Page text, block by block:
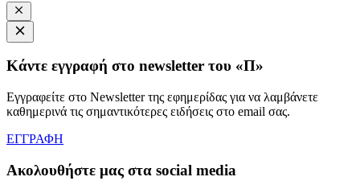
Κάντε εγγραφή στο newsletter του «Π»
Εγγραφείτε στο Newsletter της εφημερίδας για να λαμβάνετε
καθημερινά τις σημαντικότερες ειδήσεις στο email σας.
ΕΓΓΡΑΦΗ
Ακολουθήστε μας στα social media